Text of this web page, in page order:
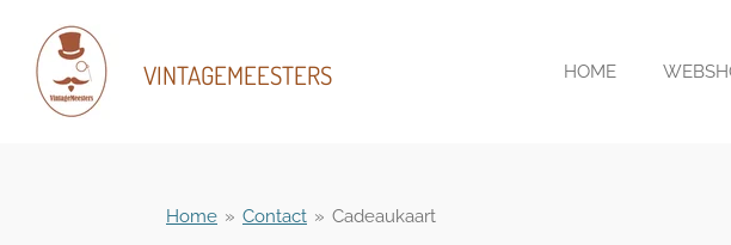
direct
naar
VINTAGEMEESTERS HOME
Home » Contact » Cadeaukaart